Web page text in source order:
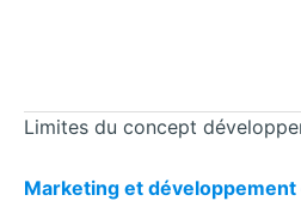
Limites du concept
Marketing et développement